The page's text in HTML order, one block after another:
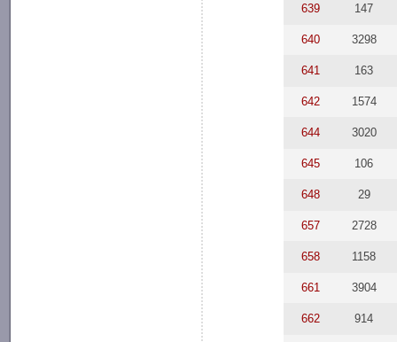
639 147
640 3298
641 163
642 1574
644 3020
645 106
648 29
657 2728
658 1158
661 3904
662 914